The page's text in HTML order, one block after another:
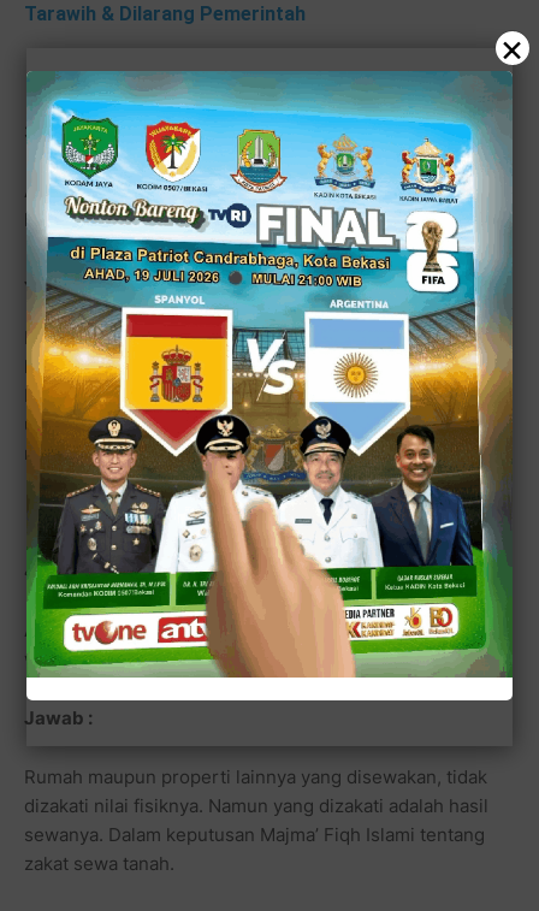
Tarawih & Dilarang Pemerintah
3. Tanya :
Apakah rumah atau mobil mewah wajib dihitung sebagai
harta yang dizakatkan?
Jawab :
Hukum asal rumah mewah dan mobil mewah yang tujuan
kepemilikannya untuk dipakai sendiri tidak terkena zakat.
Namun bila seseorang yang memiliki harta itu bertujuan
untuk membisniskannya (jual beli untuk keuntungan)
maka wajib dizakati setiap tahun.
4. Tanya :
Apakah rumah atau properti lainnya yang disewakan
wajib dizakati ?
Jawab :
Rumah maupun properti lainnya yang disewakan, tidak
dizakati nilai fisiknya. Namun yang dizakati adalah hasil
sewanya. Dalam keputusan Majma’ Fiqh Islami tentang
zakat sewa tanah.
×